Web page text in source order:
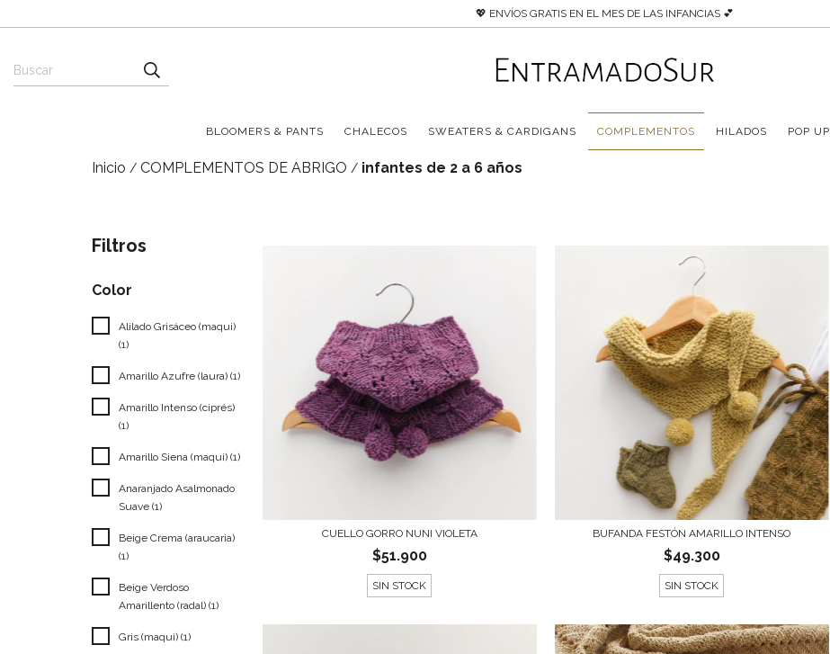
💖 ENVÍOS GRATIS EN EL MES DE LAS INFANCIAS 💕
BLOOMERS & PANTS CHALECOS SWEATERS & CARDIGANS COMPLEMENTOS HILADOS POP UP
Inicio / COMPLEMENTOS DE ABRIGO / infantes de 2 a 6 años
Filtros
Color
Alilado Grisáceo (maqui)
(1)
Amarillo Azufre (laura) (1)
Amarillo Intenso (ciprés)
(1)
Amarillo Siena (maqui) (1)
Anaranjado Asalmonado
Suave (1)
Beige Crema (araucaria)
(1)
Beige Verdoso
Amarillento (radal) (1)
Gris (maqui) (1)
CUELLO GORRO NUNI VIOLETA
$51.900
SIN STOCK
BUFANDA FESTÓN AMARILLO INTENSO
$49.300
SIN STOCK